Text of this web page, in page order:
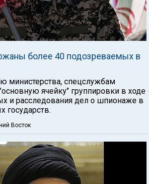
более 40 подозреваемых в
министерства, спецслужбам
ячейку" группировки в ходе
и расследования дел о шпионаже в
государств.
Восток